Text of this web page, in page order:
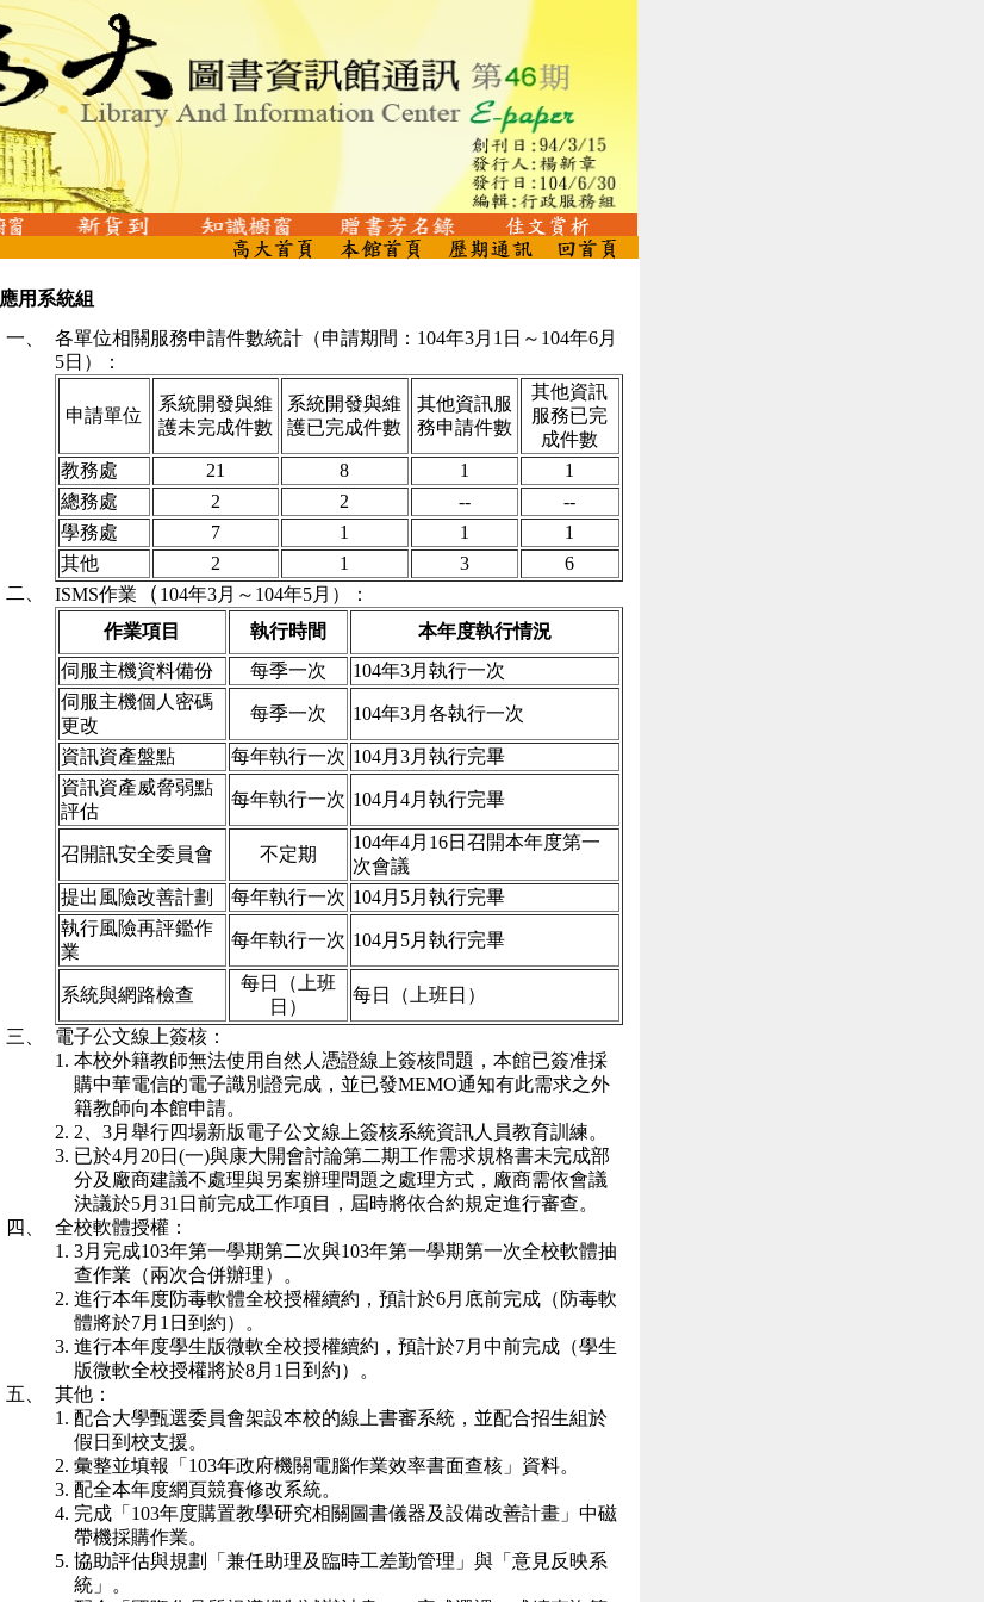
應用系統組
一、
各單位相關服務申請件數統計（申請期間：104年3月1日～104年6月
5日）：
申請單位
系統開發與維
護未完成件數
系統開發與維
護已完成件數
其他資訊服
務申請件數
其他資訊
服務已完
成件數
教務處
21 8 1
1
總務處
2 2 --
--
學務處
7 1 1
1
其他
2 1 3
6
二、
ISMS作業 （ 104年3月～ 104年5月）
：
作業項目
執行時間
本年度執行情況
伺服主機資料備份
每季一次 104年3月執行一次
伺服主機個人密碼
更改
每季一次 104年3月各執行一次
資訊資產盤點 每年執行一次 104月 3月執行完畢
資訊資產威脅弱點
評估
每年執行一次 104月 4月執行完畢
召開訊安全委員會 不定期
104年4月 16日召開本年度第一
次會議
提出風險改善計劃
每年執行一次 104月 5月執行完畢
執行風險再評鑑作
業
每年執行一次 104月 5月執行完畢
系統與網路檢查
每日（上班
日）
每日（上班日）
三、
電子公文線上簽核：
1. 本校外籍教師無法使用自然人憑證線上簽核問題，本館已簽准採
購中華電信的電子識別證完成，並已發MEMO通知有此需求之外
籍教師向本館申請。
2. 2 3月舉行四場新版電子公文線上簽核系統資訊人員教育訓練。
3. 已於4月 20日 (一)與康大開會討論第二期工作需求規格書未完成部
分及廠商建議不處理與另案辦理問題之處理方式，廠商需依會議
決議於5月 31 日前完成工作項目，屆時將依合約規定進行審查。
四、
全校軟體授權：
1. 3月完成103年第一學期第二次與103年第一學期第一次全校軟體抽
查作業（兩次合併辦理）。
2. 進行本年度防毒軟體全校授權續約，預計於6月底前完成（防毒軟
體將於7月 1 日到約）。
3. 進行本年度學生版微軟全校授權續約，預計於7月中前完成（學生
版微軟全校授權將於8月 1 日到約）。
五、
其他：
1. 配合大學甄選委員會架設本校的線上書審系統，並配合招生組於
假日到校支援。
2. 彙整並填報「 103年政府機關電腦作業效率書面查核」資料。
3. 配全本年度網頁競賽修改系統。
4. 完成「 103年度購置教學研究相關圖書儀器及設備改善計畫」中磁
帶機採購作業。
5. 協助評估與規劃「兼任助理及臨時工差勤管理」與「意見反映系
統」。